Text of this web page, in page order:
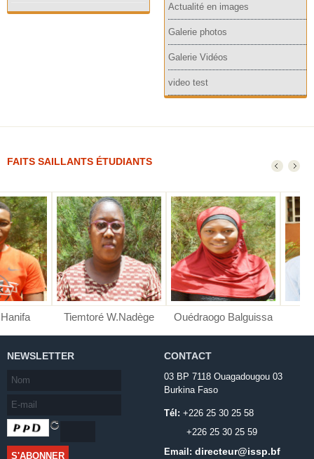
Actualité en images
Galerie photos
Galerie Vidéos
video test
FAITS SAILLANTS ÉTUDIANTS
Tiemtoré W.Nadège Ouédraogo Balguissa Zoundi
NEWSLETTER CONTACT
03 BP 7118 Ouagadougou 03
Burkina Faso
Tél: +226 25 30 25 58
+226 25 30 25 59
Email: directeur@issp.bf